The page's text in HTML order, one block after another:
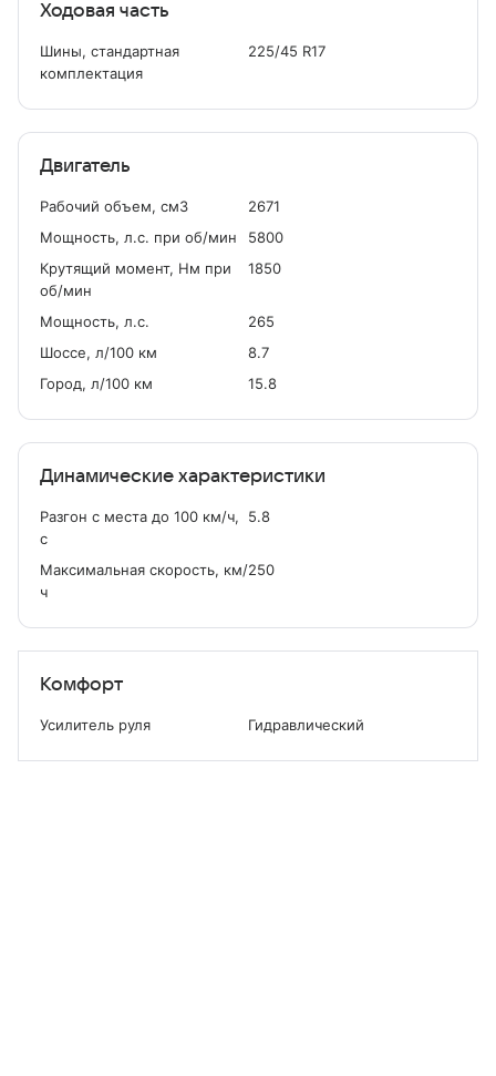
Ходовая часть
Шины, стандартная
комплектация
225/45 R17
Двигатель
Рабочий объем, см3
2671
Мощность, л.с. при об/мин
5800
Крутящий момент, Нм при
об/мин
1850
Мощность, л.с.
265
Шоссе, л/100 км
8.7
Город, л/100 км
15.8
Динамические характеристики
Разгон с места до 100 км/ч,
с
5.8
Максимальная скорость, км/
ч
250
Комфорт
Усилитель руля Гидравлический